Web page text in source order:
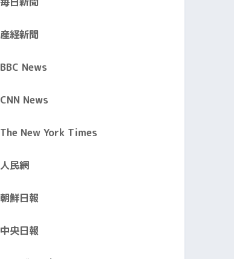
産経新聞
BBC News
CNN News
The New York Times
人民網
朝鮮日報
中央日報